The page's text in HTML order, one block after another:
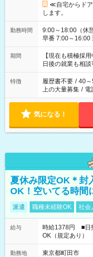
≪自宅からド
します。
勤務時間
9:00～18:00（休憩60分） ■ご希望があれば
早番 7:00～16:00 遅番 10:00
い」 「余裕を持
たくない」 など、ご
の方へ 今ご覧の
の勤務時間。 合
期間
【現在も積極採
日後の就業も相談
特徴 履歴書不要 / 40～
上の大量募集 / 電
気になる！
夏休み限定OK＊封
OK！空いてる時間
派遣 職種未経験OK 社会
給与
時給1378円 ■日
OK（規定あり）
勤務地
東京都町田市